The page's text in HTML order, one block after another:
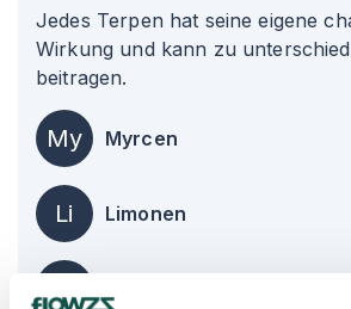
Jedes Terpen hat seine eigene
Wirkung und kann zu
beitragen.
My Myrcen
Li Limonen